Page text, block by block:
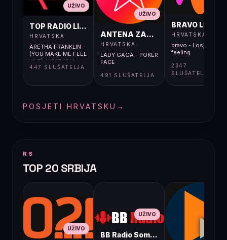
UŽIVO
TOP RADIO LIVE
HRVATSKA
ARETHA FRANKLIN -
(YOU MAKE ME FEEL
LIKE) A NATURAL
WOMAN
447 SLUŠATELJA
UŽIVO
ANTENA ZAGREB LIVE
HRVATSKA
LADY GAGA - POKER
FACE
491 SLUŠATELJA
BRAVO LIVE
HRVATSKA
bravo - I osjećaj i
feeling
2347
SLUŠATELJA
POSJETI HRVATSKU →
RS
TOP 20 SRBIJA
UŽIVO
UŽIVO
BB Radio Sombor